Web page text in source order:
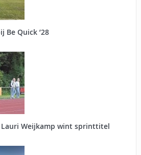
Be Quick ’28
Weijkamp wint sprinttitel